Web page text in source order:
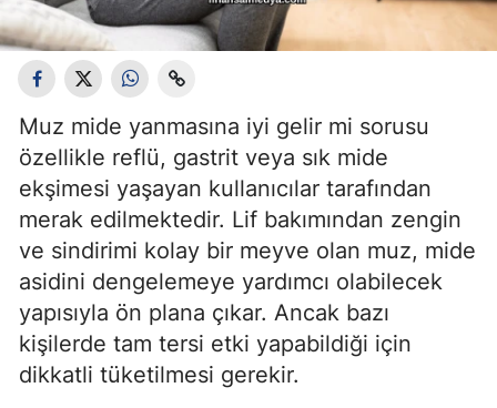
Muz mide yanmasına iyi gelir mi sorusu
özellikle reflü, gastrit veya sık mide
ekşimesi yaşayan kullanıcılar tarafından
merak edilmektedir. Lif bakımından zengin
ve sindirimi kolay bir meyve olan muz, mide
asidini dengelemeye yardımcı olabilecek
yapısıyla ön plana çıkar. Ancak bazı
kişilerde tam tersi etki yapabildiği için
dikkatli tüketilmesi gerekir.